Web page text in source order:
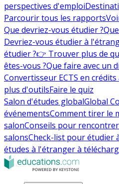
perspectives d'emploi
Parcourir tous les rapports
Que devriez-vous étudier ?
Devriez-vous étudier à
étudier ?👉 Trouver plus de
êtes-vous ?Que faire avec un
Convertisseur ECTS en
plus d'outilsFaire le quiz
Salon d'études globalGlobal
événementsComment tirer le
salonConseils pour
salonsCheck-list pour étudier
études à l'étranger à